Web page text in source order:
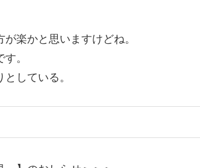
楽かと思いますけどね。
。
している。